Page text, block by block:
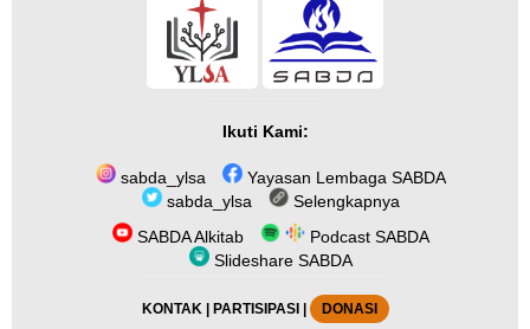
Ikuti Kami:
sabda_ylsa
Yayasan Lembaga SABDA
sabda_ylsa
Selengkapnya
SABDA Alkitab
Podcast SABDA
Slideshare SABDA
KONTAK| PARTISIPASI DONASI